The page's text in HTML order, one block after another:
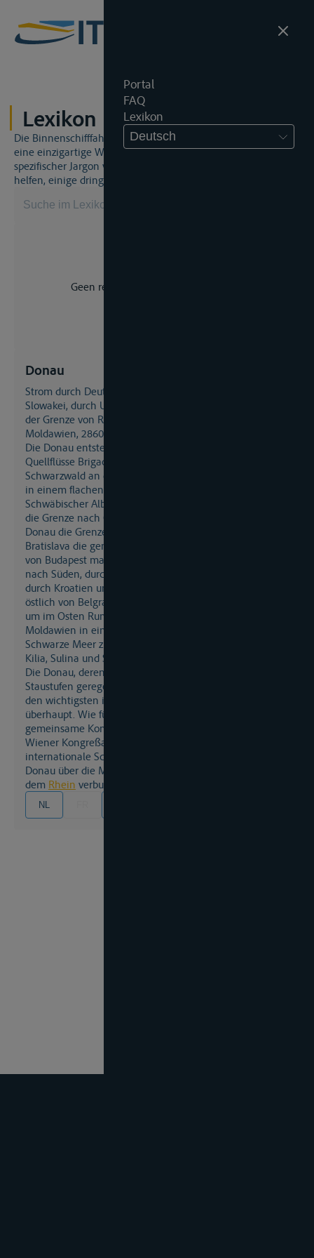
Portal
FAQ
Lexikon
Deutsch
Lexikon
Die Binnenschifffahrt und das Binnenschifffahrtsrecht sind
eine einzigartige Welt. Dies bedeutet, dass häufig ein
spezifischer Jargon verwendet wird. Dieses Lexikon wird Ihnen
helfen, einige dringend benötigte Begriffe zu beherrschen.
Geen resultaat voor uw zoekopdracht.
Donau
Strom durch Deutschland, Österreich, entlang der
Slowakei, durch Ungarn, Kroatien, Jugoslawien, entlang
der Grenze von Rumänien und Bulgarien sowie
Moldawien, 2860 km lang, wovon 2578 km schiffbar sind.
Die Donau entsteht aus dem Zusammenfluß der
Quellflüsse Brigach und Breg bei Donaueschingen im
Schwarzwald an der Wasserscheide zur Nordsee, verläuft
in einem flachen Bogen ostwärts, südlich von
Schwäbischer Alb und Böhmerwald, erreicht bei Passau
die Grenze nach Österreich. Östlich von Wien kreuzt die
Donau die Grenze zur Slowakei und bildet hinter
Bratislava die gemeinsame Grenze mit Ungarn. Nördlich
von Budapest macht der Lauf einen scharfen Bogen
nach Süden, durchquert Ungarn, fließt in großem Bogen
durch Kroatien und Jugoslawien wieder ostwärts, bildet
östlich von Belgrad die rumänisch-bulgarische Grenze,
um im Osten Rumäniens und an der Grenze zu
Moldawien in einem ausgedehntes, sumpfigen Delta ins
Schwarze Meer zu münden. Hauptmündungsarme sind
Kilia, Sulina und St.Georg.
Die Donau, deren Regime durch eine Vielzahl von
Staustufen geregelt wird, gehört neben dem Rhein zu
den wichtigsten internationalen Wasserstraßen
überhaupt. Wie für den Rhein, so wurde auch für sie eine
gemeinsame Kommission eingerichtet, die auf die
Wiener Kongreßakte zurückgeht, zur Regelung der freien
internationale Schiffahrt. Seit den 80er Jahren ist die
Donau über die Main-Donau-Großschiffahrtsstraße mit
dem Rhein verbunden.
NL